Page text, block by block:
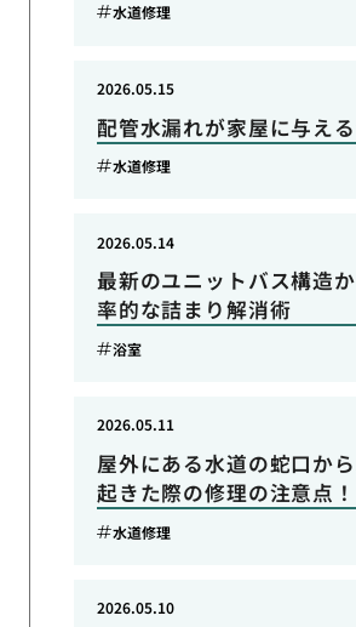
水道修理
配管水漏れが家屋に与え
2026.05.15
水道修理
最新のユニットバス構造
率的な詰まり解消術
2026.05.14
浴室
屋外にある水道の蛇口か
起きた際の修理の注意点！
2026.05.11
水道修理
2026.05.10